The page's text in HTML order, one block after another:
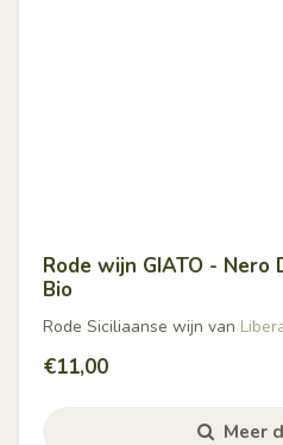
Rode wijn GIATO -
Bio
Rode Siciliaanse wijn van
€11,00
Meer